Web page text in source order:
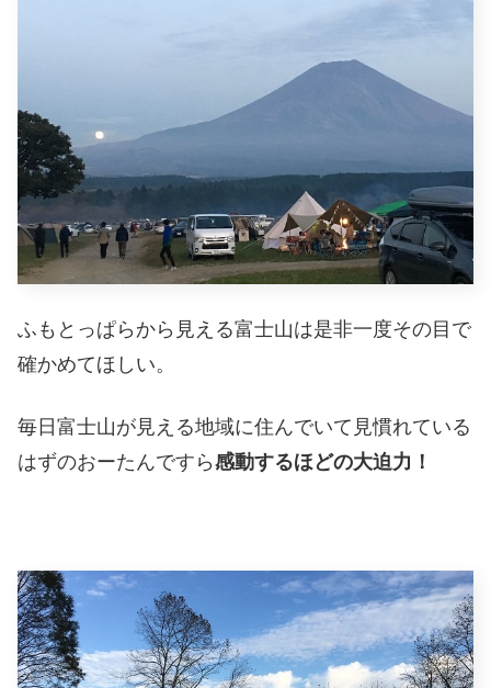
ふもとっぱらから見える富士山は是非一度その目で
確かめてほしい。
毎日富士山が見える地域に住んでいて見慣れている
はずのおーたんですら感動するほどの大迫力！